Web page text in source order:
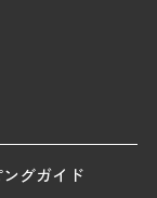
グガイド